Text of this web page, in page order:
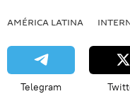
AMÉRICA LATINA
Telegram